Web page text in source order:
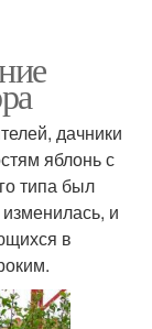
дачники
яблонь с
типа был
и
в